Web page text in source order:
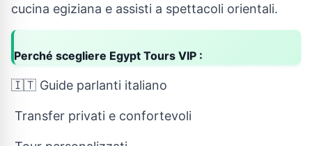
cucina egiziana e assisti a spettacoli orientali.
Perché scegliere Egypt Tours VIP :
🇮🇹 Guide parlanti italiano
Transfer privati e confortevoli